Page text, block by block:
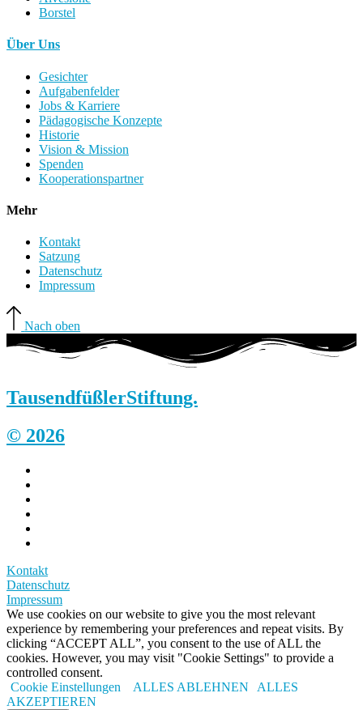
Borstel
Über Uns
Gesichter
Aufgabenfelder
Jobs & Karriere
Pädagogische Konzepte
Historie
Vision & Mission
Spenden
Kooperationspartner
Mehr
Kontakt
Satzung
Datenschutz
Impressum
Nach oben
TausendfüßlerStiftung.
© 2026
Kontakt
Datenschutz
Impressum
We use cookies on our website to give you the most relevant
experience by remembering your preferences and repeat visits. By
clicking “ACCEPT ALL”, you consent to the use of ALL the
cookies. However, you may visit "Cookie Settings" to provide a
controlled consent.
Cookie Einstellungen
ALLES ABLEHNEN
ALLES
AKZEPTIEREN